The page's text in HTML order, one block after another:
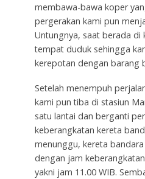
membawa-bawa koper
pergerakan kami pun
Untungnya, saat berada di
tempat duduk sehingga
kerepotan dengan barang
Setelah menempuh
kami pun tiba di stasiun
satu lantai dan berganti
keberangkatan kereta
menunggu, kereta
dengan jam
yakni jam 11.00 WIB.